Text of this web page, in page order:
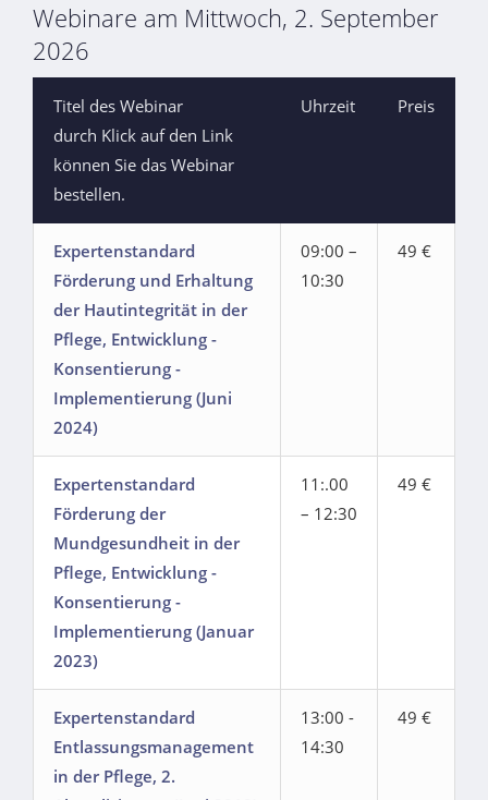
Webinare am Mittwoch, 2. September
2026
Titel des Webinar
durch Klick auf den Link
können Sie das Webinar
bestellen.
Uhrzeit Preis
Expertenstandard
Förderung und Erhaltung
der Hautintegrität in der
Pflege, Entwicklung -
Konsentierung -
Implementierung (Juni
2024)
09:00 –
10:30
49 €
Expertenstandard
Förderung der
Mundgesundheit in der
Pflege, Entwicklung -
Konsentierung -
Implementierung (Januar
2023)
11:.00
– 12:30
49 €
Expertenstandard
Entlassungsmanagement
in der Pflege, 2.
13:00 -
14:30
49 €